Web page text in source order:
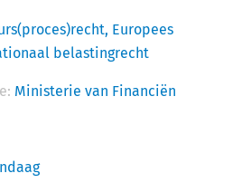
Europees
belastingrecht
Ministerie van Financiën